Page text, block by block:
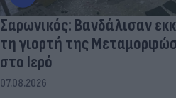
Σαρωνικός: Βανδάλισαν
τη γιορτή της
στο Ιερό
07.08.2026